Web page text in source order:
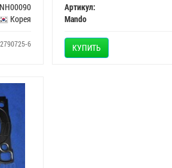
Корея
6
Артикул:
Mando
КУПИТЬ